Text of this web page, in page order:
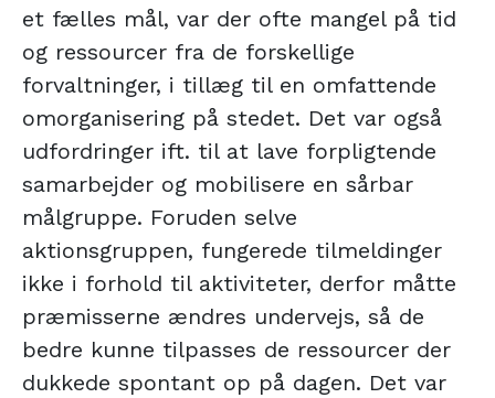
et fælles mål, var der ofte mangel på tid
og ressourcer fra de forskellige
forvaltninger, i tillæg til en omfattende
omorganisering på stedet. Det var også
udfordringer ift. til at lave forpligtende
samarbejder og mobilisere en sårbar
målgruppe. Foruden selve
aktionsgruppen, fungerede tilmeldinger
ikke i forhold til aktiviteter, derfor måtte
præmisserne ændres undervejs, så de
bedre kunne tilpasses de ressourcer der
dukkede spontant op på dagen. Det var